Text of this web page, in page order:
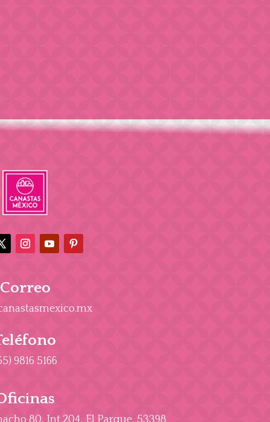
Correo
9816 5166
80, Int 204, El Parque, 53398